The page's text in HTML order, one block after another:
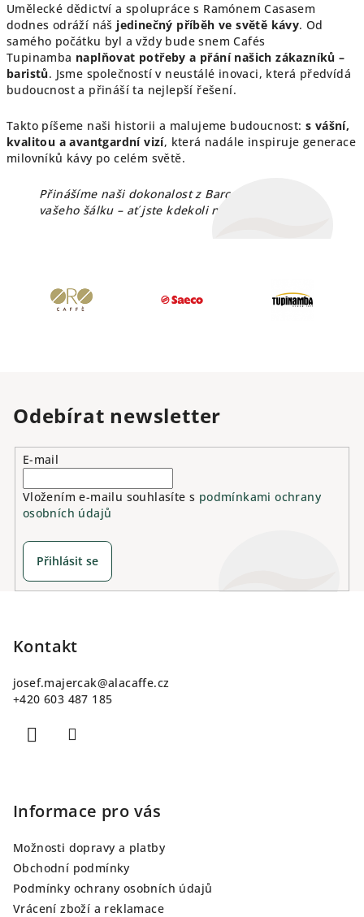
Umělecké dědictví a spolupráce s Ramónem Casasem
dodnes odráží náš jedinečný příběh ve světě kávy. Od
samého počátku byl a vždy bude snem Cafés
Tupinamba naplňovat potřeby a přání našich zákazníků –
baristů. Jsme společností v neustálé inovaci, která předvídá
budoucnost a přináší ta nejlepší řešení.
Takto píšeme naši historii a malujeme budoucnost: s vášní,
kvalitou a avantgardní vizí, která nadále inspiruje generace
milovníků kávy po celém světě.
Přinášíme naši dokonalost z Barcelony až do
vašeho šálku – ať jste kdekoli na světě.
Odebírat newsletter
E-mail
Vložením e-mailu souhlasíte s podmínkami ochrany
osobních údajů
Přihlásit se
Kontakt
josef.majercak@alacaffe.cz
+420 603 487 185
Informace pro vás
Možnosti dopravy a platby
Obchodní podmínky
Podmínky ochrany osobních údajů
Vrácení zboží a reklamace